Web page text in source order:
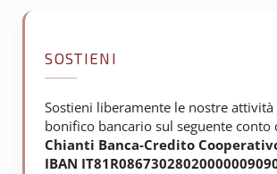
SOSTIENI
Sostieni liberamente le nostre attività
bonifico bancario sul seguente conto
Chianti Banca-Credito
IBAN